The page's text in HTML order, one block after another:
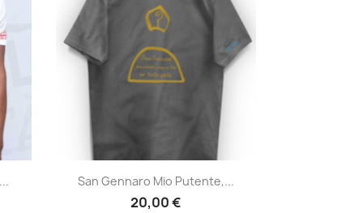
Anteprima
San Gennaro Mio Putente,...
20,00 €